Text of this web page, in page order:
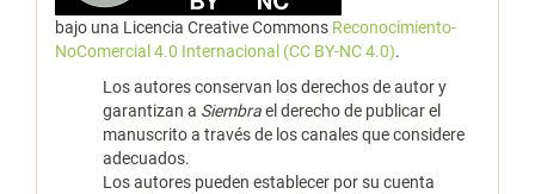
bajo una Licencia Creative Commons Reconocimiento-
NoComercial 4.0 Internacional (CC BY-NC 4.0).
Los autores conservan los derechos de autor y
garantizan a Siembrael derecho de publicar el
manuscrito a través de los canales que considere
adecuados.
Los autores pueden establecer por su cuenta